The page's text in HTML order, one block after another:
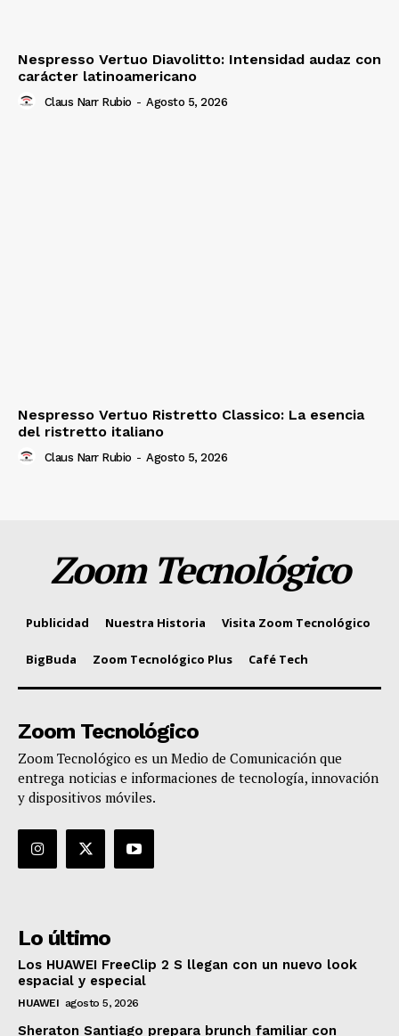
Nespresso Vertuo Diavolitto: Intensidad audaz con
carácter latinoamericano
Claus Narr Rubio - Agosto 5, 2026
Nespresso Vertuo Ristretto Classico: La esencia
del ristretto italiano
Claus Narr Rubio - Agosto 5, 2026
Zoom Tecnológico
Publicidad Nuestra Historia Visita Zoom Tecnológico
BigBuda Zoom Tecnológico Plus Café Tech
Zoom Tecnológico
Zoom Tecnológico es un Medio de Comunicación que
entrega noticias e informaciones de tecnología, innovación
y dispositivos móviles.
Lo último
Los HUAWEI FreeClip 2 S llegan con un nuevo look
espacial y especial
HUAWEI agosto 5, 2026
Sheraton Santiago prepara brunch familiar con